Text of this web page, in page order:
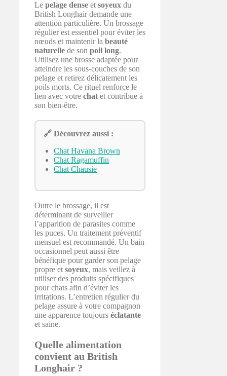
Le pelage dense et soyeux du
British Longhair demande une
attention particulière. Un brossage
régulier est essentiel pour éviter les
nœuds et maintenir la beauté
naturelle de son poil long.
Utilisez une brosse adaptée pour
atteindre les sous-couches de son
pelage et retirez délicatement les
poils morts. Ce rituel renforce le
lien avec votre chat et contribue à
son bien-être.
🔗 Découvrez aussi :
Chat Havana Brown
Chat Ragamuffin
Chat Chausie
Outre le brossage, il est
déterminant de surveiller
l’apparition de parasites comme
les puces. Un traitement préventif
mensuel est recommandé. Un bain
occasionnel peut aussi être
bénéfique pour garder son pelage
propre et soyeux, mais veillez à
utiliser des produits spécifiques
pour chats afin d’éviter les
irritations. L’entretien régulier du
pelage assure à votre compagnon
une apparence toujours éclatante
et saine.
Quelle alimentation
convient au British
Longhair ?